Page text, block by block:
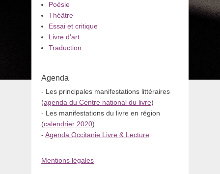
Poésie
Théâtre
Essai et critique
Livre d’art
Traduction
Agenda
- Les principales manifestations littéraires
(agenda du Centre national du livre)
- Les manifestations du livre en région
(calendrier 2020)
- Agenda Occitanie Livre & Lecture
Mentions légales